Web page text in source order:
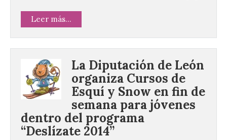
Leer más...
La Diputación de León
organiza Cursos de
Esquí y Snow en fin de
semana para jóvenes
dentro del programa
“Deslízate 2014”